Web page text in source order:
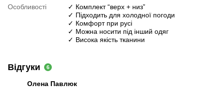
Особливості
✓ Комплект “верх + низ”
✓ Підходить для холодної погоди
✓ Комфорт при русі
✓ Можна носити під інший одяг
✓ Висока якість тканини
Відгуки 6
Олена Павлюк